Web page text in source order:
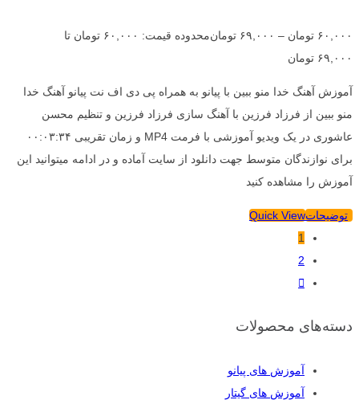
۶۰,۰۰۰ تومان – ۶۹,۰۰۰ تومان
محدوده قیمت: ۶۰,۰۰۰ تومان تا
۶۹,۰۰۰ تومان
آموزش آهنگ خدا منو ببین با پیانو به همراه پی دی اف نت پیانو آهنگ خدا
منو ببین از فرزاد فرزین با آهنگ سازی فرزاد فرزین و تنظیم محسن
عاشوری در یک ویدیو آموزشی با فرمت MP4 و زمان تقریبی ۰۰:۰۳:۳۴
برای نوازندگان متوسط جهت دانلود از سایت آماده و در ادامه میتوانید این
آموزش را مشاهده کنید
توضیحاتQuick View
1
2
دسته‌های محصولات
آموزش های پیانو
آموزش های گیتار